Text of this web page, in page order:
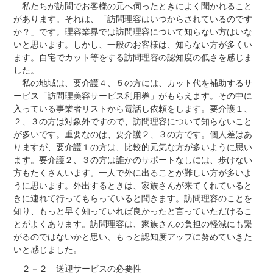
私たちが訪問でお客様の元へ伺ったときによく聞かれること
があります。それは、「訪問理容はいつからされているのです
か？」です。理容業界では訪問理容について知らない方はいな
いと思います。しかし、一般のお客様は、知らない方が多くい
ます。自宅でカット等をする訪問理容の認知度の低さを感じま
した。
私の地域は、要介護４、５の方には、カット代を補助するサ
ービス「訪問理美容サービス利用券」がもらえます。その中に
入っている事業者リストから電話し依頼をします。要介護１、
２、３の方は対象外ですので、訪問理容について知らないこと
が多いです。重要なのは、要介護２、３の方です。個人差はあ
りますが、要介護１の方は、比較的元気な方が多いように思い
ます。要介護２、３の方は誰かのサポートなしには、歩けない
方もたくさんいます。一人で外に出ることが難しい方が多いよ
うに思います。外出するときは、家族さんが来てくれていると
きに連れて行ってもらっていると聞きます。訪問理容のことを
知り、もっと早く知っていれば良かったと言っていただけるこ
とがよくあります。訪問理容は、家族さんの負担の軽減にも繋
がるのではないかと思い、もっと認知度アップに努めていきた
いと感じました。
２－２ 送迎サービスの必要性